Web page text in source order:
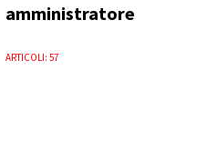
amministratore
ARTICOLI: 57